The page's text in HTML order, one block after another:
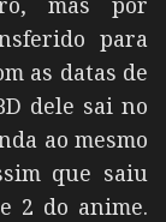
para
as datas de
dele sai no
ao mesmo
que saiu
2 do anime.